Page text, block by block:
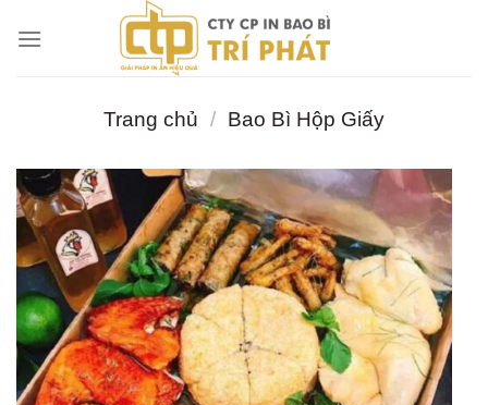
đến
Trang chủ / Bao Bì Hộp Giấy